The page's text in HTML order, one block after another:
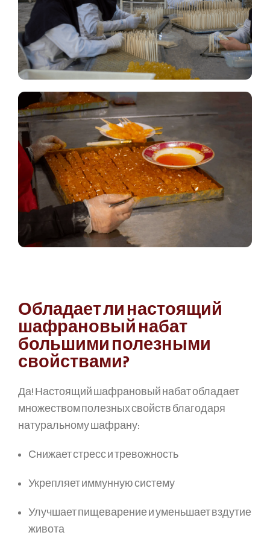
Обладает ли настоящий
шафрановый набат
большими полезными
свойствами?
Да! Настоящий шафрановый набат обладает
множеством полезных свойств благодаря
натуральному шафрану:
Снижает стресс и тревожность
Укрепляет иммунную систему
Улучшает пищеварение и уменьшает вздутие
живота